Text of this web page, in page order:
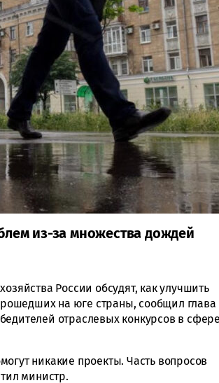
из-за множества дождей
России обсудят, как улучшить
на юге страны, сообщил глава
отраслевых конкурсов в
никакие проекты. Часть вопросов
министр.